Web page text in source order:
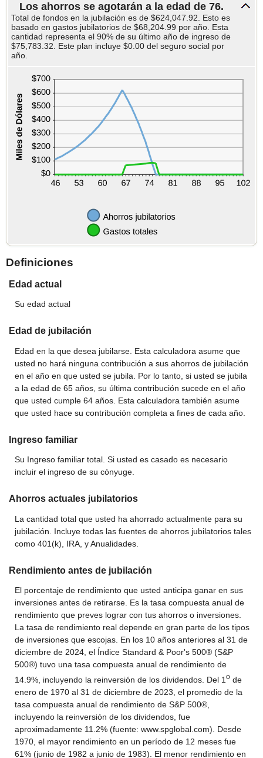
Los ahorros se agotarán a la edad de 76.
Total de fondos en la jubilación es de $624,047.92. Esto es
basado en gastos jubilatorios de $68,204.99 por año. Esta
cantidad representa el 90% de su último año de ingreso de
$75,783.32. Este plan incluye $0.00 del seguro social por
año.
Definiciones
Edad actual
Su edad actual
Edad de jubilación
Edad en la que desea jubilarse. Esta calculadora asume que
usted no hará ninguna contribución a sus ahorros de jubilación
en el año en que usted se jubila. Por lo tanto, si usted se jubila
a la edad de 65 años, su última contribución sucede en el año
que usted cumple 64 años. Esta calculadora también asume
que usted hace su contribución completa a fines de cada año.
Ingreso familiar
Su Ingreso familiar total. Si usted es casado es necesario
incluir el ingreso de su cónyuge.
Ahorros actuales jubilatorios
La cantidad total que usted ha ahorrado actualmente para su
jubilación. Incluye todas las fuentes de ahorros jubilatorios tales
como 401(k), IRA, y Anualidades.
Rendimiento antes de jubilación
El porcentaje de rendimiento que usted anticipa ganar en sus
inversiones antes de retirarse. Es la tasa compuesta anual de
rendimiento que preves lograr con tus ahorros o inversiones.
La tasa de rendimiento real depende en gran parte de los tipos
de inversiones que escojas. En los 10 años anteriores al 31 de
diciembre de 2024, el Índice Standard & Poor's 500® (S&P
500®) tuvo una tasa compuesta anual de rendimiento de
14.9%, incluyendo la reinversión de los dividendos. Del 1 o de
enero de 1970 al 31 de diciembre de 2023, el promedio de la
tasa compuesta anual de rendimiento de S&P 500®,
incluyendo la reinversión de los dividendos, fue
aproximadamente 11.2% (fuente: www.spglobal.com). Desde
1970, el mayor rendimiento en un período de 12 meses fue
61% (junio de 1982 a junio de 1983). El menor rendimiento en